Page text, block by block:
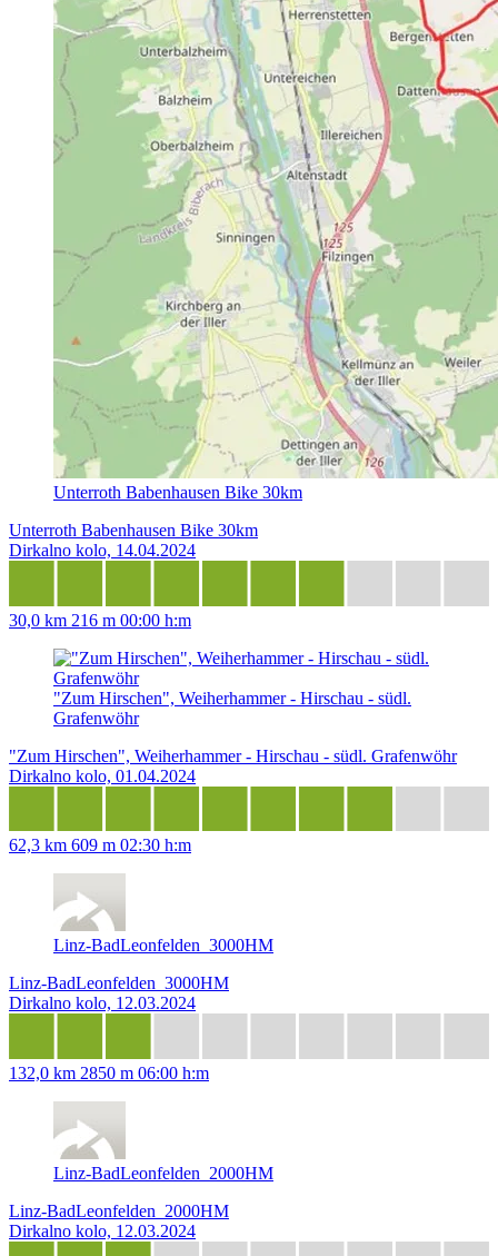
Unterroth Babenhausen Bike 30km
Unterroth Babenhausen Bike 30km
Dirkalno kolo, 14.04.2024
30,0 km 216 m 00:00 h:m
"Zum Hirschen", Weiherhammer - Hirschau - südl.
Grafenwöhr
"Zum Hirschen", Weiherhammer - Hirschau - südl. Grafenwöhr
Dirkalno kolo, 01.04.2024
62,3 km 609 m 02:30 h:m
Linz-BadLeonfelden_3000HM
Linz-BadLeonfelden_3000HM
Dirkalno kolo, 12.03.2024
132,0 km 2850 m 06:00 h:m
Linz-BadLeonfelden_2000HM
Linz-BadLeonfelden_2000HM
Dirkalno kolo, 12.03.2024